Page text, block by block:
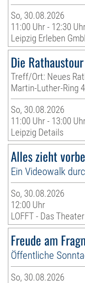
So, 30.08.2026
11:00 Uhr - 12:30
Leipzig Erleben
Die
Treff/Ort: Neues
Martin-Luther-Ring
So, 30.08.2026
11:00 Uhr - 13:00
Leipzig Details
Alles zieht
Ein Videowalk
So, 30.08.2026
12:00 Uhr
LOFFT - Das Theater
Freude am
Öffentliche
So, 30.08.2026